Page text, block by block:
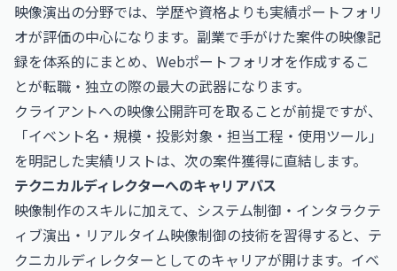
映像演出の分野では、学歴や資格よりも実績ポートフォリ
オが評価の中心になります。副業で手がけた案件の映像記
録を体系的にまとめ、Webポートフォリオを作成するこ
とが転職・独立の際の最大の武器になります。
クライアントへの映像公開許可を取ることが前提ですが、
「イベント名・規模・投影対象・担当工程・使用ツール」
を明記した実績リストは、次の案件獲得に直結します。
テクニカルディレクターへのキャリアパス
映像制作のスキルに加えて、システム制御・インタラクテ
ィブ演出・リアルタイム映像制御の技術を習得すると、テ
クニカルディレクターとしてのキャリアが開けます。イベ